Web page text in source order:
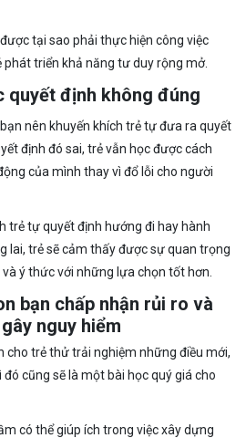
tại sao phải thực hiện công việc
triển khả năng tư duy rộng mở.
quyết định không đúng
nên khuyến khích trẻ tự đưa ra quyết
định đó sai, trẻ vẫn học được cách
của mình thay vì đổ lỗi cho người
trẻ tự quyết định hướng đi hay hành
lai, trẻ sẽ cảm thấy được sự quan trọng
ý thức với những lựa chọn tốt hơn.
bạn chấp nhận rủi ro và
nguy hiểm
cho trẻ thử trải nghiệm những điều mới,
cũng sẽ là một bài học quý giá cho
có thể giúp ích trong việc xây dựng